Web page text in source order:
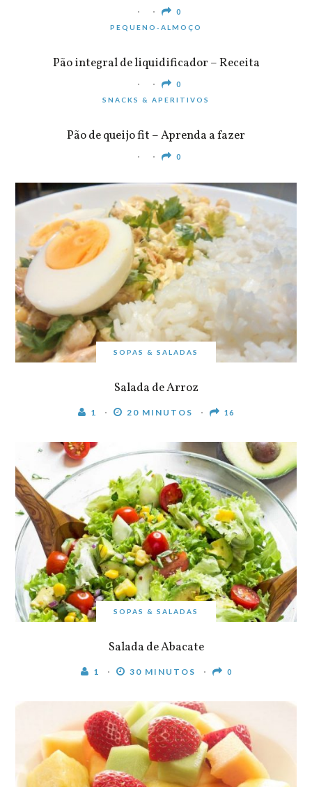
0
PEQUENO-ALMOÇO
Pão integral de liquidificador – Receita
0
SNACKS & APERITIVOS
Pão de queijo fit – Aprenda a fazer
0
SOPAS & SALADAS
Salada de Arroz
1 20 MINUTOS 16
SOPAS & SALADAS
Salada de Abacate
1 30 MINUTOS 0